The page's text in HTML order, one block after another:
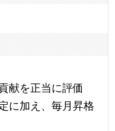
献を正当に評価
に加え、毎月昇格